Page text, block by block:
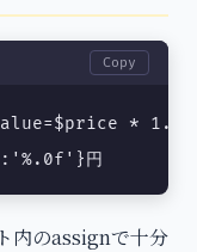
Copy
*
円
内のassignで十分